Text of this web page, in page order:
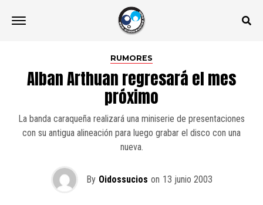
RUMORES
Alban Arthuan regresará el mes
próximo
La banda caraqueña realizará una miniserie de presentaciones
con su antigua alineación para luego grabar el disco con una
nueva.
By Oidossucios on 13 junio 2003